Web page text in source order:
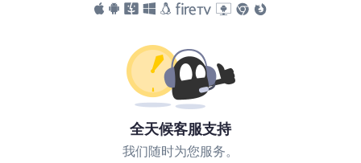
全天候客服支持
我们随时为您服务。